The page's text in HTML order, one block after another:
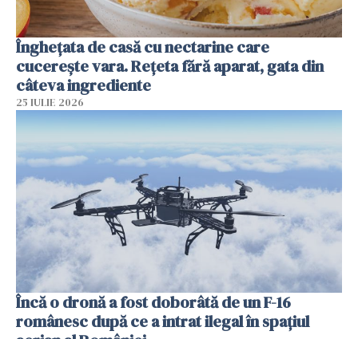
Înghețata de casă cu nectarine care
cucerește vara. Rețeta fără aparat, gata din
câteva ingrediente
25 IULIE 2026
Încă o dronă a fost doborâtă de un F-16
românesc după ce a intrat ilegal în spațiul